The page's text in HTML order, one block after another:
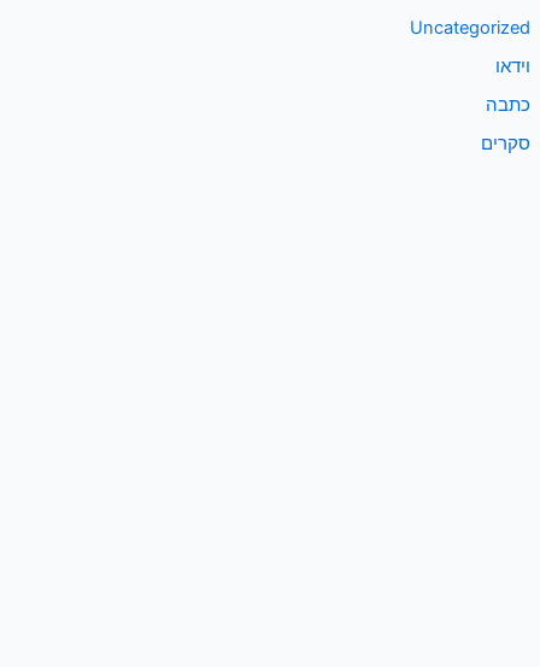
Uncategorized
וידאו
כתבה
סקרים